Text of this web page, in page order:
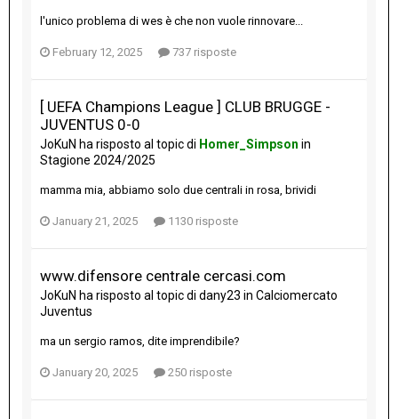
l'unico problema di wes è che non vuole rinnovare...
February 12, 2025 737 risposte
[ UEFA Champions League ] CLUB BRUGGE -
JUVENTUS 0-0
JoKuN ha risposto al topic di Homer_Simpson in
Stagione 2024/2025
mamma mia, abbiamo solo due centrali in rosa, brividi
January 21, 2025 1130 risposte
www.difensore centrale cercasi.com
JoKuN ha risposto al topic di dany23 in Calciomercato
Juventus
ma un sergio ramos, dite imprendibile?
January 20, 2025 250 risposte